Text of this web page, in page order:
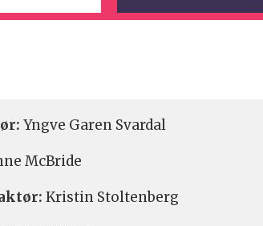
Yngve Garen Svardal
McBride
Kristin Stoltenberg